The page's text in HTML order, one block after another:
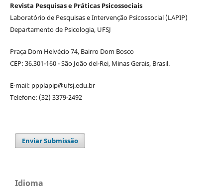
Revista Pesquisas e Práticas Psicossociais
Laboratório de Pesquisas e Intervenção Psicossocial (LAPIP)
Departamento de Psicologia, UFSJ
Praça Dom Helvécio 74, Bairro Dom Bosco
CEP: 36.301-160 - São João del-Rei, Minas Gerais, Brasil.
E-mail: ppplapip@ufsj.edu.br
Telefone: (32) 3379-2492
Enviar Submissão
Idioma